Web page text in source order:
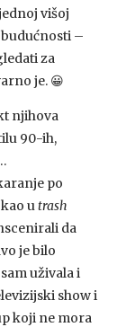
višoj
–
za
je. 😀
njihova
90-ih,
po
u trash
da
je bilo
uživala i
show i
koji ne mora